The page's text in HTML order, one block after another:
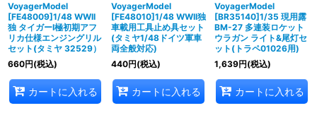
VoyagerModel
[FE48009]1/48 WWII
独 タイガーI極初期アフ
リカ仕様エンジングリル
セット(タミヤ 32529）
660円(税込)
カートに入れる
VoyagerModel
[FE48010]1/48 WWII独
車載用工具止め具セット
(タミヤ1/48ドイツ軍車
両全般対応)
440円(税込)
カートに入れる
VoyagerModel
[BR35140]1/35 現用露
BM-27 多連装ロケット
ウラガン ライト&尾灯セ
ット(トラペ01026用)
1,639円(税込)
カートに入れる